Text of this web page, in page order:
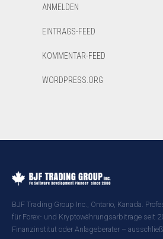
ANMELDEN
EINTRAGS-FEED
KOMMENTAR-FEED
WORDPRESS.ORG
BJF Trading Group Inc., Ontario, Kanada.
für Forex- und Kryptowährungsarbitrage seit
Finanzinstitut oder Anlageberater –